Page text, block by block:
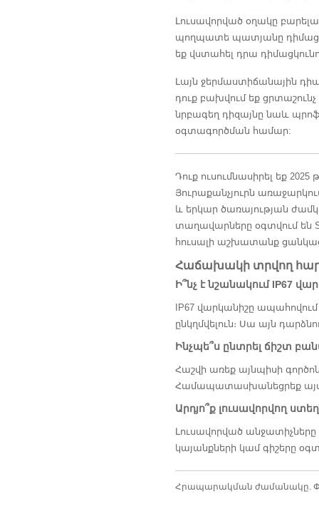
Լուսավորված օղակը
պողպատե պատյանը
եք վստահել դրա
Լայն ջերմաստիճանային
դուք բախվում եք
նրբագեղ դիզայնը նաև
օգտագործման համար:
Դուք ուսումնասիրել եք
Յուրաքանչյուրն
և երկար ծառայության
տաղավարները օգտվում են
հուսալի աշխատանք
Հաճախակի տրվող
Ի՞նչ է նշանակում IP67
IP67 վարկանիշը
ընկղմվելուն։ Սա այն
Ինչպե՞ս ընտրել ճիշտ
Հաշվի առեք այնպիսի
Համապատասխանեցրեք այս
Արդյո՞ք լուսավորվող
Լուսավորված անջատիչները
կայանքների կամ գիշերը
Հրապարակման ժամանակը.